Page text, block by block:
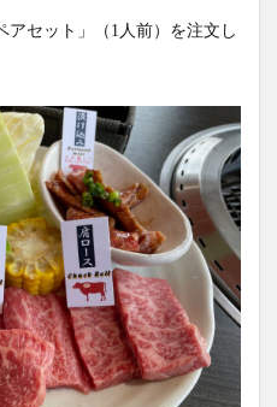
セット」（1人前）を注文し